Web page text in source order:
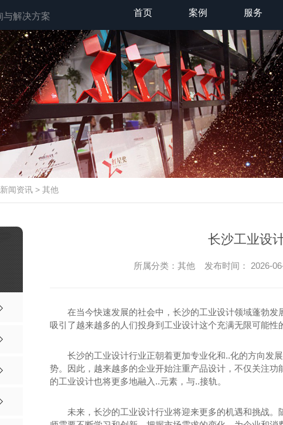
与解决方案 首页 案例 服务
新闻资讯 > 其他
长沙工业设
所属分类：其他 发布时间： 2026-
在当今快速发展的社会中，长沙的工业设计领域蓬勃
吸引了越来越多的人们投身到工业设计这个充满无限可能性
长沙的工业设计行业正朝着更加专业化和..化的方向发
势。因此，越来越多的企业开始注重产品设计，不仅关注
的工业设计也将更多地融入..元素，与..接轨。
未来，长沙的工业设计行业将迎来更多的机遇和挑战